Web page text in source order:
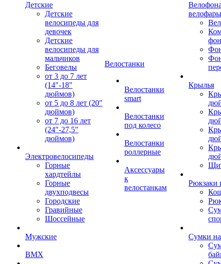
Детские
Детские
велосипеды для
девочек
Детские
велосипеды для
мальчиков
Беговелы
от 3 до 7 лет
(14"-18"
дюймов)
от 5 до 8 лет (20"
дюймов)
от 7 до 16 лет
(24"-27,5"
дюймов)
Электровелосипеды
Горные
хардтейлы
Горные
двухподвесы
Городские
Гравийные
Шоссейные
Мужские
BMX
Велостанки
Велостанки
smart
Велостанки
под колесо
Велостанки
роллерные
Аксессуары
к
велостанкам
велофары
Крылья
Рюкзаки
Сумки